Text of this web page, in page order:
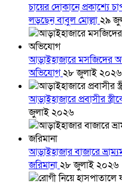
চায়ের দোকানে প্রকাশ্যে
লড়ছেন বাবুল মোল্লা২৯
আড়াইহাজারে মস‌জি‌দের
অভিযোগ২৮ জুলাই ২০২৬
আড়াইহাজারে প্রবাসীর
জুলাই ২০২৬
আড়াইহাজার বাজারে
জরিমানা২৮ জুলাই ২০২৬